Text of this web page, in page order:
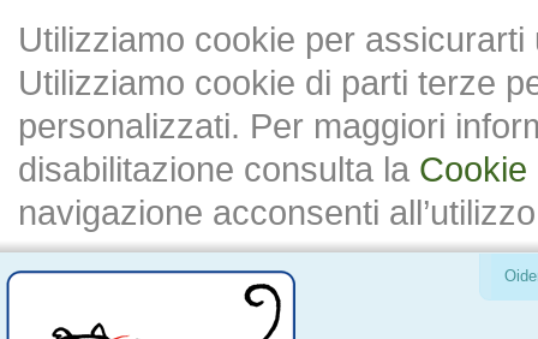
Utilizziamo cookie per
Utilizziamo cookie di parti terze
personalizzati. Per maggiori
disabilitazione consulta la Cookie
navigazione acconsenti